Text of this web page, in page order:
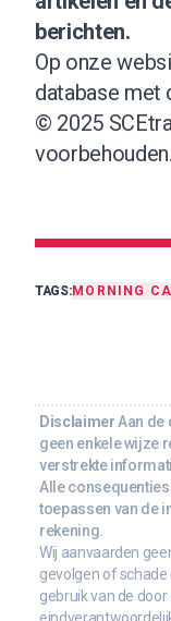
berichten.
Op onze
database met
© 2025
voorbehouden.
TAGS:MORNING
Disclaimer Aan
geen enkele wijze
verstrekte
Alle
toepassen van de
rekening.
Wij aanvaarden
gevolgen of
gebruik van de